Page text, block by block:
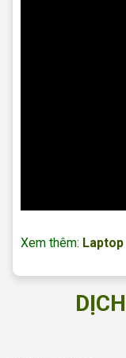
Xem thêm: Laptop